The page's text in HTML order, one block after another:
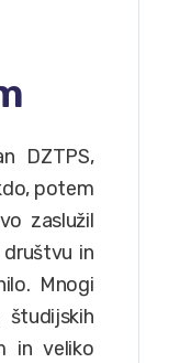
DZTPS,
potem
zaslužil
in
Mnogi
in veliko